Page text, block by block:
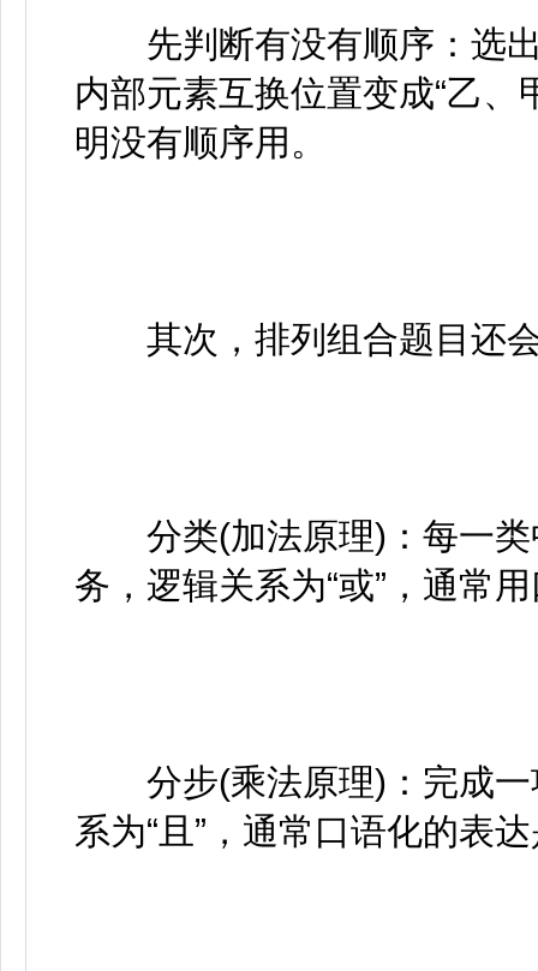
先判断有没有顺序：选出
内部元素互换位置变成“乙
明没有顺序用。
其次，排列组合题目还会
分类(加法原理)：每一类
务，逻辑关系为“或”，通常
分步(乘法原理)：完成一
系为“且”，通常口语化的表